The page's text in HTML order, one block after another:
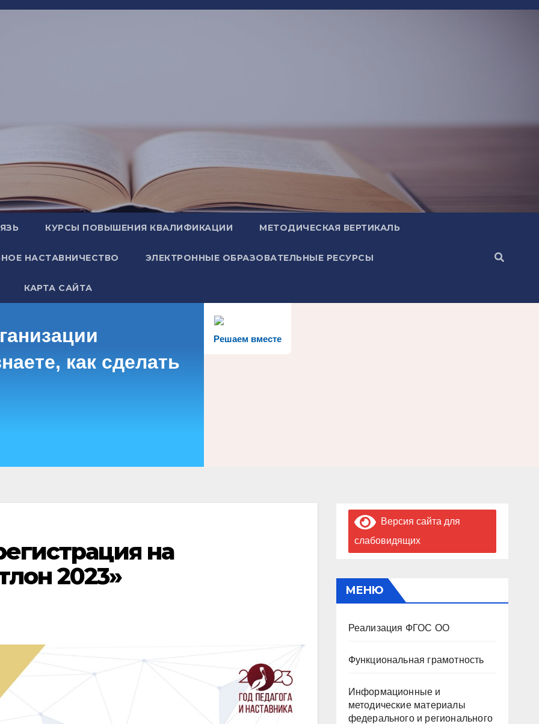
КУРСЫ ПОВЫШЕНИЯ КВАЛИФИКАЦИИ МЕТОДИЧЕСКАЯ ВЕРТИКАЛЬ
НАСТАВНИЧЕСТВО ЭЛЕКТРОННЫЕ ОБРАЗОВАТЕЛЬНЫЕ РЕСУРСЫ
КАРТА САЙТА
Решаем вместе
как сделать
на
2023»
Версия сайта для
слабовидящих
МЕНЮ
Реализация ФГОС ОО
Функциональная грамотность
Информационные и
методические материалы
федерального и регионального